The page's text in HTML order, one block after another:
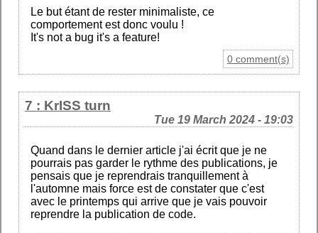
Le but étant de rester minimaliste, ce
comportement est donc voulu !
It's not a bug it's a feature!
0 comment(s)
7 : KrISS turn
Tue 19 March 2024 - 19:03
Quand dans le dernier article j'ai écrit que je ne
pourrais pas garder le rythme des publications, je
pensais que je reprendrais tranquillement à
l'automne mais force est de constater que c'est
avec le printemps qui arrive que je vais pouvoir
reprendre la publication de code.